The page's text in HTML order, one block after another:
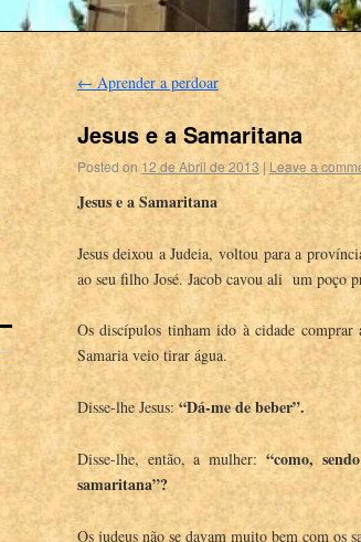
←Aprender a perdoar
Jesus e a Samaritana
Posted on 12 de Abril de 2013 | Leave a
Jesus e a Samaritana
Jesus deixou a Judeia, voltou para a
ao seu filho José. Jacob cavou ali um poço
Os discípulos tinham ido à cidade
Samaria veio tirar água.
Disse-lhe Jesus: “Dá-me de beber”.
Disse-lhe, então, a mulher:“como,
samaritana”?
Os judeus não se davam muito bem com os